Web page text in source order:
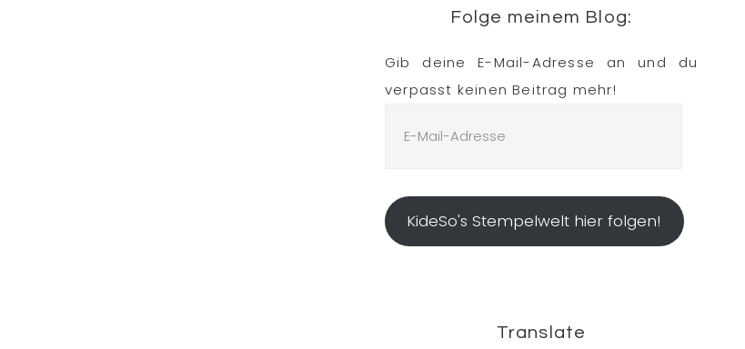
Folge meinem Blog:
Gib deine E-Mail-Adresse an und du
verpasst keinen Beitrag mehr!
Mail-
KideSo's Stempelwelt hier folgen!
Translate